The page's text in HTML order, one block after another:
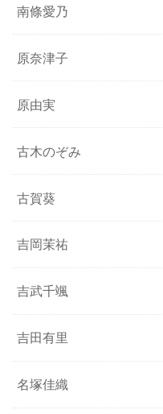
南條愛乃
原奈津子
原由実
古木のぞみ
古賀葵
吉岡茉祐
吉武千颯
吉田有里
名塚佳織